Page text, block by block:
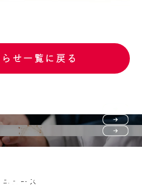
せ一覧に戻る
質問
ニュース